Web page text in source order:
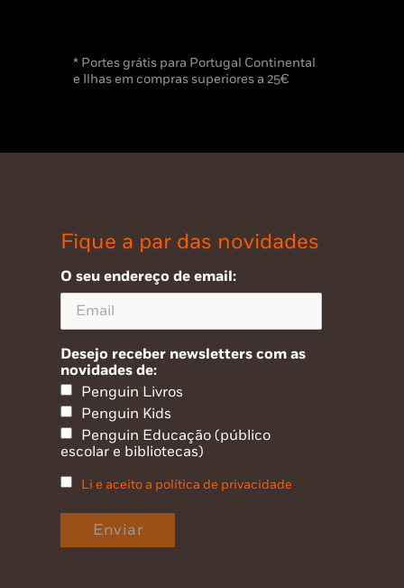
* Portes grátis para Portugal Continental
e Ilhas em compras superiores a 25€
Fique a par das novidades
O seu endereço de email:
Desejo receber newsletters com as
novidades de:
Penguin Livros
Penguin Kids
Penguin Educação (público
escolar e bibliotecas)
Li e aceito a política de privacidade